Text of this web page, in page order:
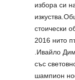
избора си
стоически
2016 нито
.Ивайло
със
шампион